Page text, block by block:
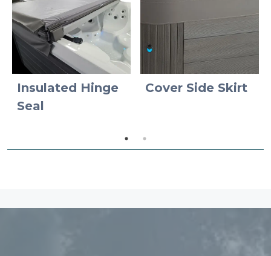
Insulated Hinge
Seal
Cover Side Skirt